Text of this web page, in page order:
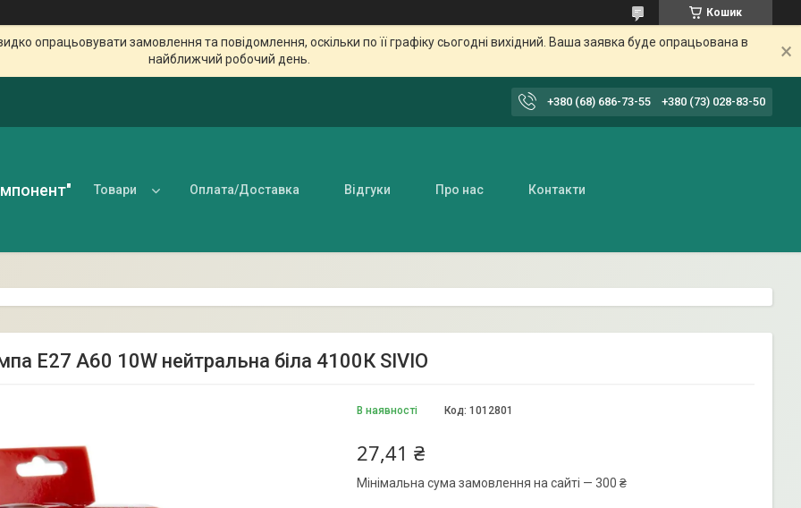
Кошик
опрацьовувати замовлення та повідомлення, оскільки по її графіку сьогодні вихідний. Ваша заявка буде опрацьована в
найближчий робочий день.
+380 (68) 686-73-55 +380 (73) 028-83-50
Товари Оплата/Доставка Відгуки Про нас Контакти
Е27 А60 10W нейтральна біла 4100К SIVIO
В наявності Код: 1012801
27,41 ₴
Мінімальна сума замовлення на сайті — 300 ₴